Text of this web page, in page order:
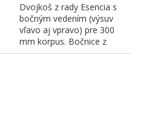
Dvojkoš z rady Esencia s
bočným vedením (výsuv
vľavo aj vpravo) pre 300
mm korpus. Bočnice z
dymového skla v...